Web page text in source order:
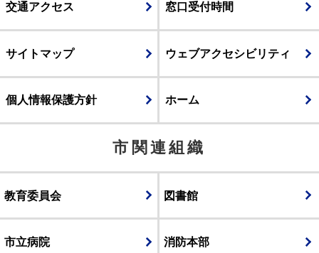
交通アクセス 窓口受付時間
サイトマップ ウェブアクセシビリティ
個人情報保護方針 ホーム
市関連組織
教育委員会 図書館
市立病院 消防本部